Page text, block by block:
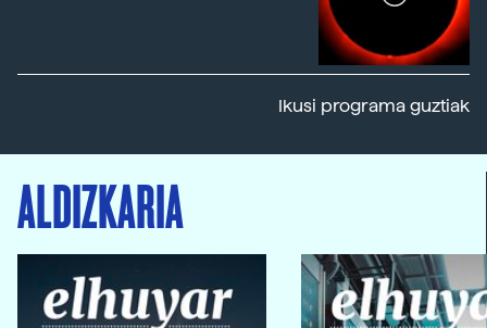
Ikusi programa guztiak
ALDIZKARIA